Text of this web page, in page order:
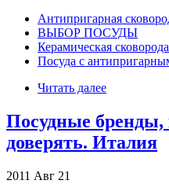
Антипригарная
ВЫБОР ПОСУДЫ
Керамическая сковорода
Посуда с
Читать далее
Посудные
доверять. Италия
2011 Авг 21